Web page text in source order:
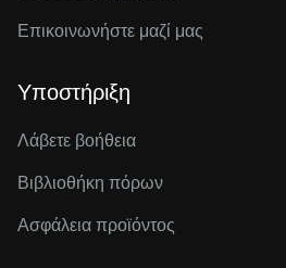
Επικοινωνήστε μαζί μας
Υποστήριξη
Λάβετε βοήθεια
Βιβλιοθήκη πόρων
Ασφάλεια προϊόντος